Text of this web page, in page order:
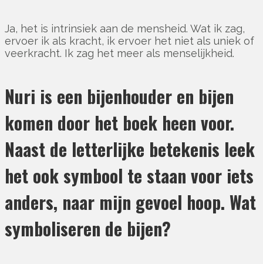
Ja, het is intrinsiek aan de mensheid. Wat ik zag,
ervoer ik als kracht, ik ervoer het niet als uniek of
veerkracht. Ik zag het meer als menselijkheid.
Nuri is een bijenhouder en bijen
komen door het boek heen voor.
Naast de letterlijke betekenis leek
het ook symbool te staan voor iets
anders, naar mijn gevoel hoop. Wat
symboliseren de bijen?